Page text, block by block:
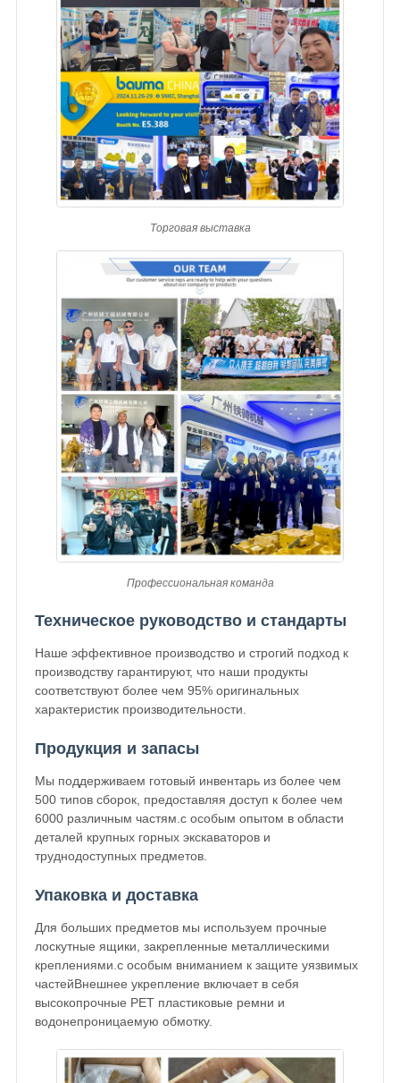
Торговая выставка
Профессиональная команда
Техническое руководство и стандарты
Наше эффективное производство и строгий подход к
производству гарантируют, что наши продукты
соответствуют более чем 95% оригинальных
характеристик производительности.
Продукция и запасы
Мы поддерживаем готовый инвентарь из более чем
500 типов сборок, предоставляя доступ к более чем
6000 различным частям.с особым опытом в области
деталей крупных горных экскаваторов и
труднодоступных предметов.
Упаковка и доставка
Для больших предметов мы используем прочные
лоскутные ящики, закрепленные металлическими
креплениями.с особым вниманием к защите уязвимых
частейВнешнее укрепление включает в себя
высокопрочные PET пластиковые ремни и
водонепроницаемую обмотку.